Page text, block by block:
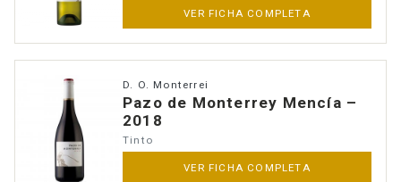
VER FICHA COMPLETA
D. O. Monterrei
Pazo de Monterrey Mencía –
2018
Tinto
VER FICHA COMPLETA